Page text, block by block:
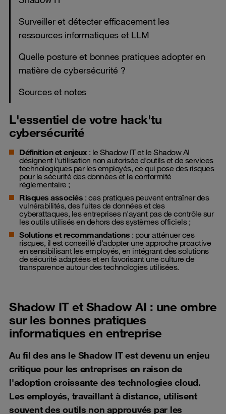
Surveiller et détecter efficacement les
ressources informatiques et LLM
Quelle posture et bonnes pratiques adopter en
matière de cybersécurité ?
Sources et notes
L'essentiel de votre hack'tu
cybersécurité
Définition et enjeux : le Shadow IT et le Shadow AI
désignent l'utilisation non autorisée d'outils et de services
technologiques par les employés, ce qui pose des risques
pour la sécurité des données et la conformité
réglementaire ;
Risques associés : ces pratiques peuvent entraîner des
vulnérabilités, des fuites de données et des
cyberattaques, les entreprises n'ayant pas de contrôle sur
les outils utilisés en dehors des systèmes officiels ;
Solutions et recommandations : pour atténuer ces
risques, il est conseillé d'adopter une approche proactive
en sensibilisant les employés, en intégrant des solutions
de sécurité adaptées et en favorisant une culture de
transparence autour des technologies utilisées.
Shadow IT et Shadow AI : une ombre
sur les bonnes pratiques
informatiques en entreprise
Au fil des ans le Shadow IT est devenu un enjeu
critique pour les entreprises en raison de
l'adoption croissante des technologies cloud.
Les employés, travaillant à distance, utilisent
souvent des outils non approuvés par les